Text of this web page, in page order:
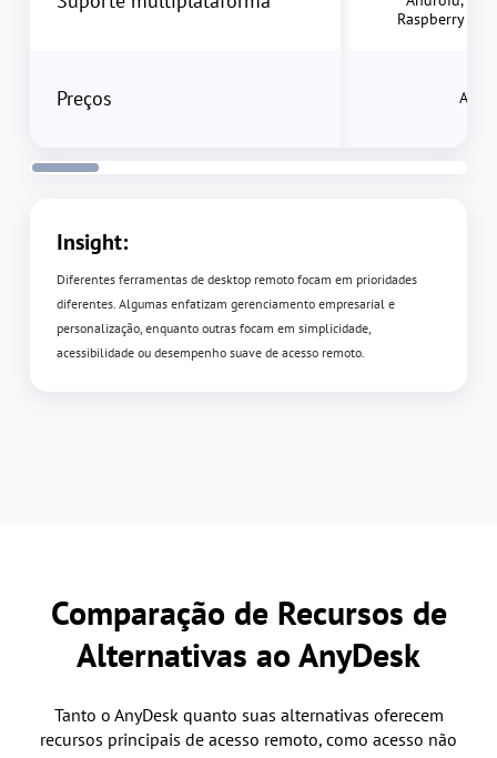
Raspberry Pi,
Preços Alto
Insight:
Diferentes ferramentas de desktop remoto focam em prioridades
diferentes. Algumas enfatizam gerenciamento empresarial e
personalização, enquanto outras focam em simplicidade,
acessibilidade ou desempenho suave de acesso remoto.
Comparação de Recursos de
Alternativas ao AnyDesk
Tanto o AnyDesk quanto suas alternativas oferecem
recursos principais de acesso remoto, como acesso não